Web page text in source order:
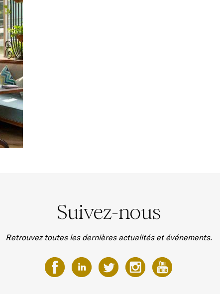
Suivez-nous
Retrouvez toutes les dernières actualités et événements.